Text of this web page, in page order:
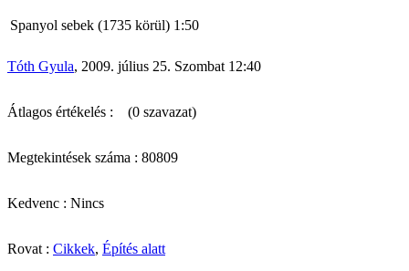
Spanyol sebek (1735 körül) 1:50
Tóth Gyula, 2009. július 25. Szombat 12:40
Átlagos értékelés : (0 szavazat)
Megtekintések száma : 80809
Kedvenc : Nincs
Rovat : Cikkek, Építés alatt